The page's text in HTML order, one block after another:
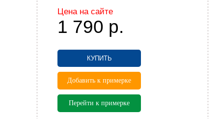
Цена на сайте
1 790 р.
КУПИТЬ
Добавить к примерке
Перейти к примерке